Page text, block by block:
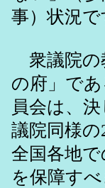
事）状況で
衆議院の
の府」で
員会は、
議院同様
全国各地
を保障すべ